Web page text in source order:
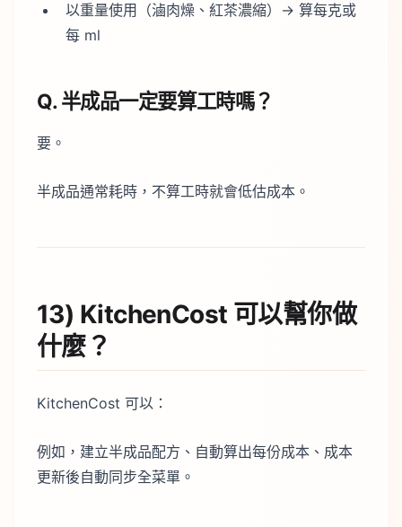
以重量使用（滷肉燥、紅茶濃縮）→ 算每克或
每 ml
Q. 半成品一定要算工時嗎？
要。
半成品通常耗時，不算工時就會低估成本。
13) KitchenCost 可以幫你做
什麼？
KitchenCost 可以：
例如，建立半成品配方、自動算出每份成本、成本
更新後自動同步全菜單。